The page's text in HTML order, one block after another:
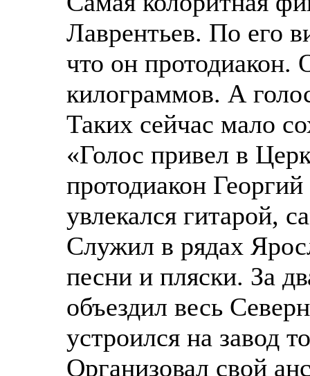
Лаврентьев. По его
что он протодиакон.
килограммов. А
Таких сейчас мало
«Голос привел в
протодиакон
увлекался гитарой,
Служил в рядах
песни и пляски. За
объездил весь
устроился на завод
Организовал свой